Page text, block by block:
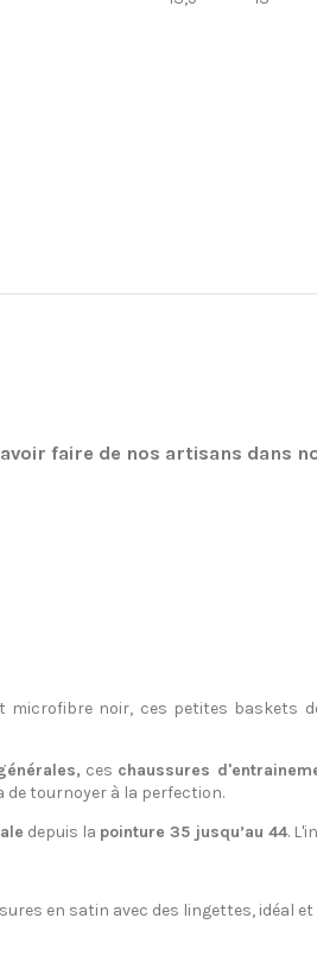
faire de nos artisans dans
microfibre noir, ces petites baskets
ces chaussures
de tournoyer à la perfection.
depuis la pointure 35 jusqu’au 44.
en satin avec des lingettes, idéal